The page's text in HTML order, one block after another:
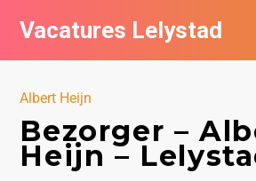
Vacatures Lelystad
Albert Heijn
Bezorger –
Heijn –
Vacatures per bedrijf in Lelystad
De populairste vacatures in Lelystad
Nieuwsbrief feed